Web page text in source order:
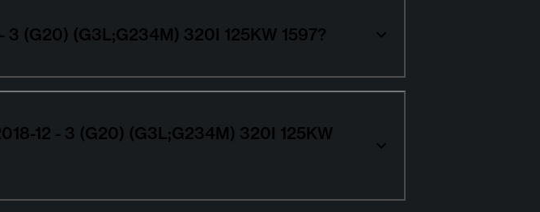
(G20) (G3L;G234M) 320I 125KW 1597?
12 - 3 (G20) (G3L;G234M) 320I 125KW